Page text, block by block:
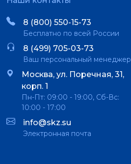
8 (800) 550-15-73
Бесплатно по всей России
8 (499) 705-03-73
Ваш персональный менеджер
Москва, ул. Поречная, 31,
корп. 1
Пн-Пт: 09:00 - 19:00, Сб-Вс:
10:00 - 17:00
info@skz.su
Электронная почта